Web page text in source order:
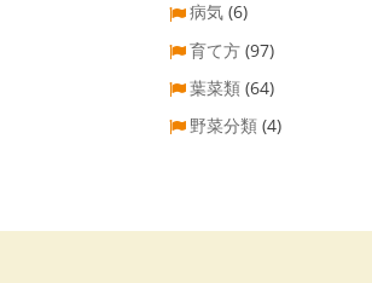
病気 (6)
育て方 (97)
葉菜類 (64)
野菜分類 (4)